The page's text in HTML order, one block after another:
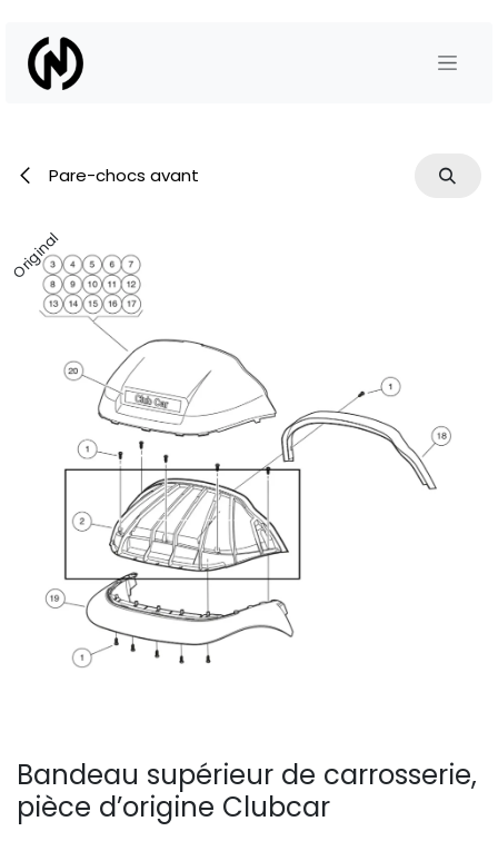
Pare-chocs avant
Original
Bandeau supérieur de carrosserie,
pièce d’origine Clubcar